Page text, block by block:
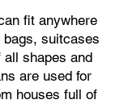
fit anywhere
bags, suitcases
all shapes and
are used for
houses full of